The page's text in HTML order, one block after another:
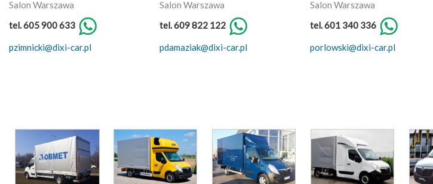
Salon Warszawa
tel. 605 900 633
pzimnicki@dixi-car.pl
Salon Warszawa
tel. 609 822 122
pdamaziak@dixi-car.pl
Salon Warszawa
tel. 601 340 336
porlowski@dixi-car.pl